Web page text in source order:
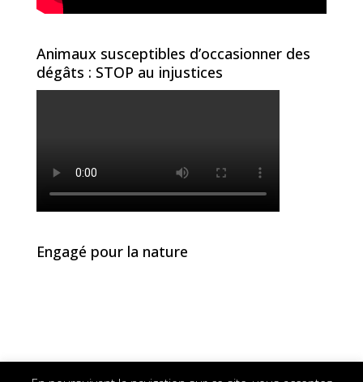
Animaux susceptibles d’occasionner des
dégâts : STOP au injustices
Engagé pour la nature